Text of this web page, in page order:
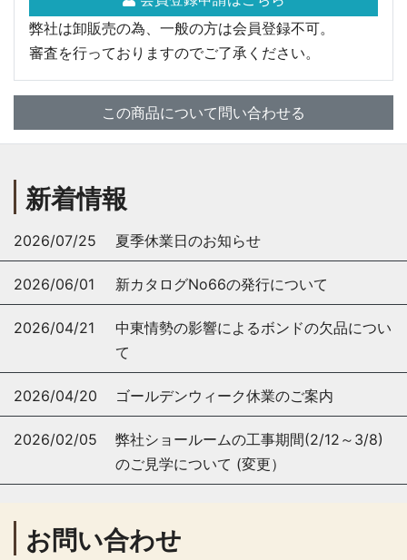
弊社は卸販売の為、一般の方は会員登録不可。
審査を行っておりますのでご了承ください。
この商品について問い合わせる
新着情報
2026/07/25 夏季休業日のお知らせ
2026/06/01 新カタログNo66の発行について
2026/04/21
中東情勢の影響によるボンドの欠品につい
て
2026/04/20 ゴールデンウィーク休業のご案内
2026/02/05
弊社ショールームの工事期間(2/12～3/8)
のご見学について (変更）
お問い合わせ